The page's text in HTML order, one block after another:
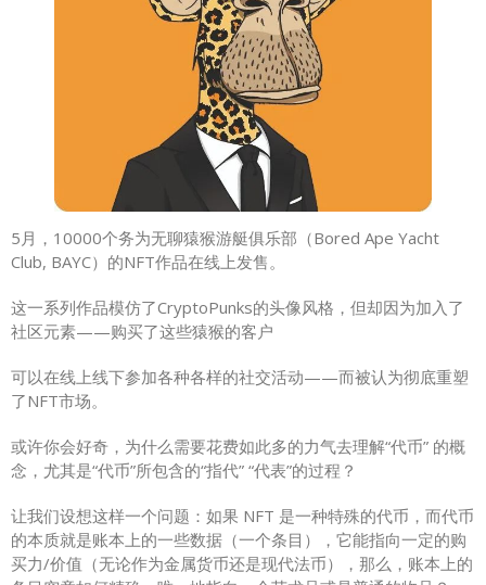
5月，10000个务为无聊猿猴游艇俱乐部（Bored Ape Yacht
Club, BAYC）的NFT作品在线上发售。
这一系列作品模仿了CryptoPunks的头像风格，但却因为加入了
社区元素——购买了这些猿猴的客户
可以在线上线下参加各种各样的社交活动——而被认为彻底重塑
了NFT市场。
或许你会好奇，为什么需要花费如此多的力气去理解“代币” 的概
念，尤其是“代币”所包含的“指代” “代表”的过程？
让我们设想这样一个问题：如果 NFT 是一种特殊的代币，而代币
的本质就是账本上的一些数据（一个条目），它能指向一定的购
买力/价值（无论作为金属货币还是现代法币），那么，账本上的